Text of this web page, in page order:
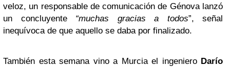
veloz, un responsable de comunicación de Génova lanzó
un concluyente “muchas gracias a todos”, señal
inequívoca de que aquello se daba por finalizado.
También esta semana vino a Murcia el ingeniero Darío